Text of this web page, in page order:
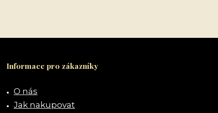
Informace pro zákazníky
O nás
Jak nakupovat